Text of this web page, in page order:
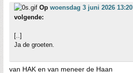
Op woensdag 3 juni 2026 13:20
volgende:
[..]
Ja de groeten.
van HAK en van meneer de Haan